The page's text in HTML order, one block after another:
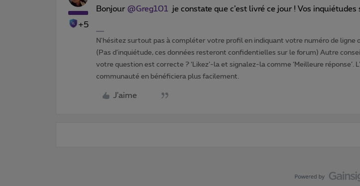
+5
Bonjour @Greg101 je constate que c’est livré ce jour ! Vos inquiétudes
N'hésitez surtout pas à compléter votre profil en indiquant votre numéro de ligne
(Pas d'inquiétude, ces données resteront confidentielles sur le forum) Autre
votre question est correcte ? ‘Likez’-la et signalez-la comme ‘Meilleure réponse’.
communauté en bénéficiera plus facilement.
J'aime